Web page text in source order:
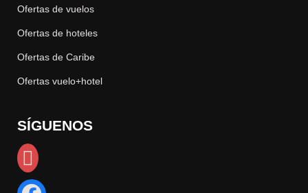
Ofertas de vuelos
Ofertas de hoteles
Ofertas de Caribe
Ofertas vuelo+hotel
SÍGUENOS